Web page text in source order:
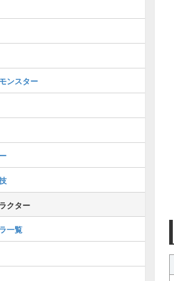
ンスター
クター
一覧